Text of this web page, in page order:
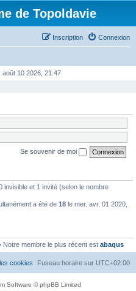
de Topoldavie
Connexion
Inscription
10 2026, 21:47
Se souvenir de moi
invisible et 1 invité (selon le nombre
a été de 18 le mer. avr. 01 2020,
Notre membre le plus récent est abaqus
Fuseau horaire sur UTC+02:00
cookies
Software © phpBB Limited